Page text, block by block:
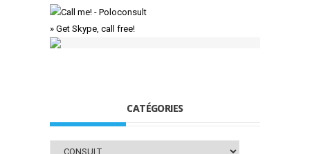
» Get Skype, call free!
CATÉGORIES
Catégories